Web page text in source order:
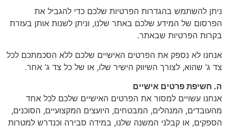
ניתן להשתמש בהגדרות הפרטיות שלכם כדי להגביל את
הפרסום של המידע שלכם באתר שלנו, וניתן לשנות אותן בעזרת
בקרות הפרטיות שבאתר.
אנחנו לא נספק את הפרטים האישיים שלכם ללא הסכמתכם לכל
צד ג’ שהוא, לצורך השיווק הישיר שלו, או של כל צד ג’ אחר.
ה. חשיפת פרטים אישיים
אנחנו עשויים למסור את הפרטים האישיים שלכם לכל אחד
מהעובדים, המנהלים, המבטחים, היועצים המקצועיים, הסוכנים,
הספקים, או קבלני המשנה שלנו, במידה סבירה וכנדרש למטרות